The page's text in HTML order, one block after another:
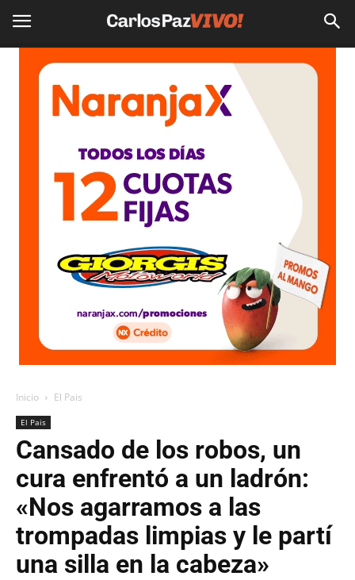
Inicio El Pais
El Pais
Cansado de los robos, un
cura enfrentó a un ladrón:
«Nos agarramos a las
trompadas limpias y le partí
una silla en la cabeza»